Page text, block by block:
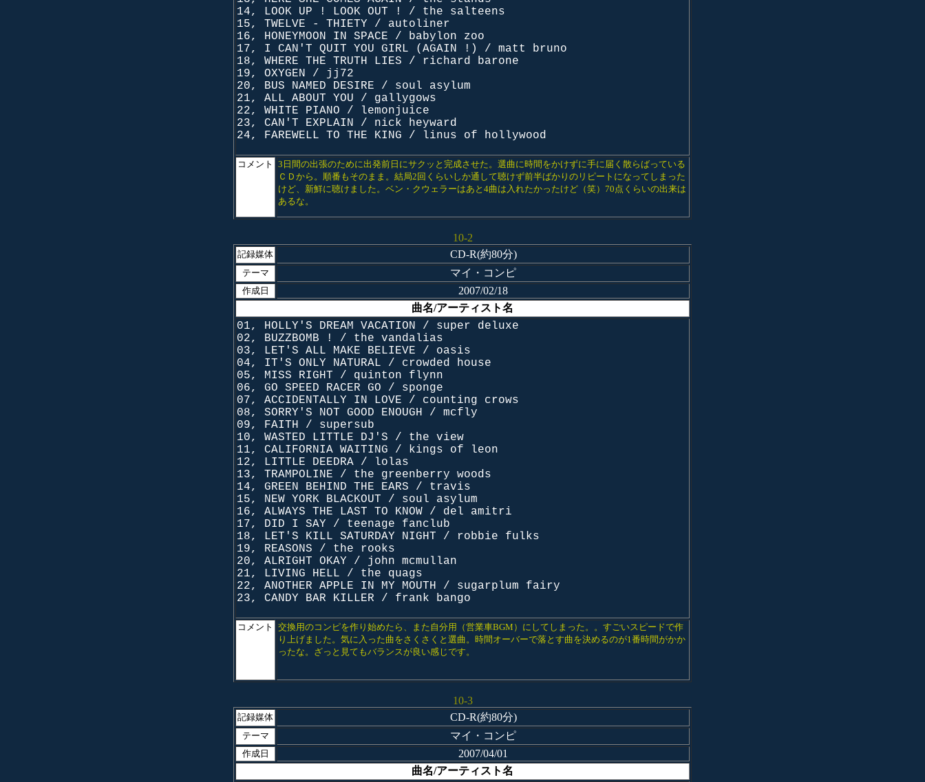
14, LOOK UP ! LOOK OUT ! / the salteens
15, TWELVE - THIETY / autoliner
16, HONEYMOON IN SPACE / babylon zoo
17, I CAN'T QUIT YOU GIRL (AGAIN !) / matt bruno
18, WHERE THE TRUTH LIES / richard barone
19, OXYGEN / jj72
20, BUS NAMED DESIRE / soul asylum
21, ALL ABOUT YOU / gallygows
22, WHITE PIANO / lemonjuice
23, CAN'T EXPLAIN / nick heyward
24, FAREWELL TO THE KING / linus of hollywood
コメント
3日間の出張のために出発前日にサクッと完成させた。選曲に時間をかけずに手に届く散らばっている
ＣＤから。順番もそのまま。結局2回くらいしか通して聴けず前半ばかりのリピートになってしまった
けど、新鮮に聴けました。ベン・クウェラーはあと4曲は入れたかったけど（笑）70点くらいの出来は
あるな。
10-2
記録媒体 CD-R(約80分)
テーマ マイ・コンピ
作成日
2007/02/18
曲名/アーティスト名
01, HOLLY'S DREAM VACATION / super deluxe
02, BUZZBOMB ! / the vandalias
03, LET'S ALL MAKE BELIEVE / oasis
04, IT'S ONLY NATURAL / crowded house
05, MISS RIGHT / quinton flynn
06, GO SPEED RACER GO / sponge
07, ACCIDENTALLY IN LOVE / counting crows
08, SORRY'S NOT GOOD ENOUGH / mcfly
09, FAITH / supersub
10, WASTED LITTLE DJ'S / the view
11, CALIFORNIA WAITING / kings of leon
12, LITTLE DEEDRA / lolas
13, TRAMPOLINE / the greenberry woods
14, GREEN BEHIND THE EARS / travis
15, NEW YORK BLACKOUT / soul asylum
16, ALWAYS THE LAST TO KNOW / del amitri
17, DID I SAY / teenage fanclub
18, LET'S KILL SATURDAY NIGHT / robbie fulks
19, REASONS / the rooks
20, ALRIGHT OKAY / john mcmullan
21, LIVING HELL / the quags
22, ANOTHER APPLE IN MY MOUTH / sugarplum fairy
23, CANDY BAR KILLER / frank bango
コメント
交換用のコンピを作り始めたら、また自分用（営業車BGM）にしてしまった。。すごいスピードで作
り上げました。気に入った曲をさくさくと選曲。時間オーバーで落とす曲を決めるのが1番時間がかか
ったな。ざっと見てもバランスが良い感じです。
10-3
記録媒体 CD-R(約80分)
テーマ マイ・コンピ
作成日
2007/04/01
曲名/アーティスト名